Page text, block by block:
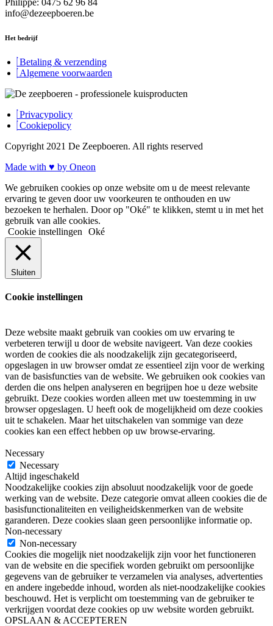
Philippe: 0475 62 96 84
info@dezeepboeren.be
Het bedrijf
Betaling & verzending
Algemene voorwaarden
Privacypolicy
Cookiepolicy
Copyright 2021 De Zeepboeren. All rights reserved
Made with ♥ by Oneon
We gebruiken cookies op onze website om u de meest relevante
ervaring te geven door uw voorkeuren te onthouden en uw
bezoeken te herhalen. Door op "Oké" te klikken, stemt u in met het
gebruik van alle cookies.
Cookie instellingen
Oké
Sluiten
Cookie instellingen
Deze website maakt gebruik van cookies om uw ervaring te
verbeteren terwijl u door de website navigeert. Van deze cookies
worden de cookies die als noodzakelijk zijn gecategoriseerd,
opgeslagen in uw browser omdat ze essentieel zijn voor de werking
van de basisfuncties van de website. We gebruiken ook cookies van
derden die ons helpen analyseren en begrijpen hoe u deze website
gebruikt. Deze cookies worden alleen met uw toestemming in uw
browser opgeslagen. U heeft ook de mogelijkheid om deze cookies
uit te schakelen. Maar het uitschakelen van sommige van deze
cookies kan een effect hebben op uw browse-ervaring.
Necessary
Necessary
Altijd ingeschakeld
Noodzakelijke cookies zijn absoluut noodzakelijk voor de goede
werking van de website. Deze categorie omvat alleen cookies die de
basisfunctionaliteiten en veiligheidskenmerken van de website
garanderen. Deze cookies slaan geen persoonlijke informatie op.
Non-necessary
Non-necessary
Cookies die mogelijk niet noodzakelijk zijn voor het functioneren
van de website en die specifiek worden gebruikt om persoonlijke
gegevens van de gebruiker te verzamelen via analyses, advertenties
en andere ingebedde inhoud, worden als niet-noodzakelijke cookies
beschouwd. Het is verplicht om toestemming van de gebruiker te
verkrijgen voordat deze cookies op uw website worden gebruikt.
OPSLAAN & ACCEPTEREN